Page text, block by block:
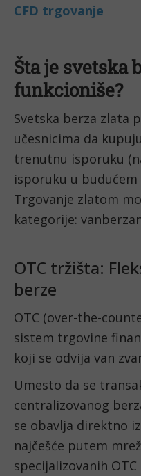
Šta je svetska
funkcioniše?
Svetska berza zlata
učesnicima da
trenutnu isporuku
isporuku u
Trgovanje zlatom
kategorije:
OTC tržišta:
berze
OTC (over-the-
sistem trgovine
koji se odvija van
Umesto da se
centralizovanog
se obavlja direktno
najčešće putem
specijalizovanih